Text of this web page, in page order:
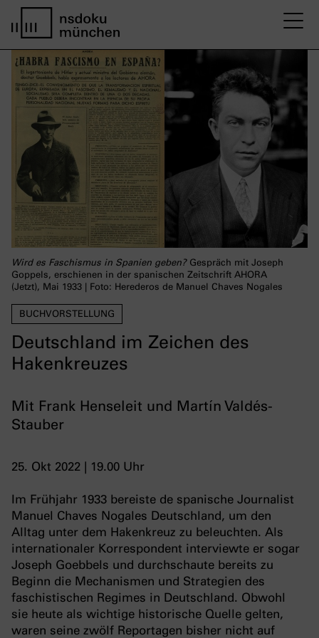
BUCHVORSTELLUNG
Deutschland im Zeichen des
Hakenkreuzes
Mit Frank Henseleit und Martín Valdés-
Stauber
25. Okt 2022 | 19.00 Uhr
Wird es Faschismus in Spanien geben? Gespräch mit Joseph
Goppels, erschienen in der spanischen Zeitschrift AHORA
(Jetzt), Mai 1933 | Foto: Herederos de Manuel Chaves Nogales
Im Frühjahr 1933 bereiste de spanische Journalist
Manuel Chaves Nogales Deutschland, um den
Alltag unter dem Hakenkreuz zu beleuchten. Als
internationaler Korrespondent interviewte er sogar
Joseph Goebbels und durchschaute bereits zu
Beginn die Mechanismen und Strategien des
faschistischen Regimes in Deutschland. Obwohl
sie heute als wichtige historische Quelle gelten,
waren seine zwölf Reportagen bisher nicht auf